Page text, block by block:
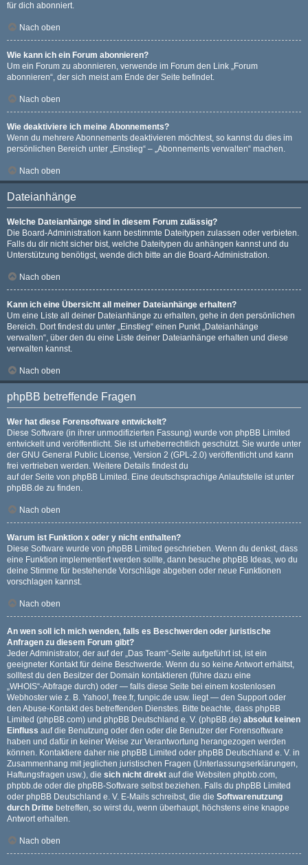
für dich abonniert.
Nach oben
Wie kann ich ein Forum abonnieren?
Um ein Forum zu abonnieren, verwende im Forum den Link „Forum
abonnieren“, der sich meist am Ende der Seite befindet.
Nach oben
Wie deaktiviere ich meine Abonnements?
Wenn du mehrere Abonnements deaktivieren möchtest, so kannst du dies im
persönlichen Bereich unter „Einstieg“ – „Abonnements verwalten“ machen.
Nach oben
Dateianhänge
Welche Dateianhänge sind in diesem Forum zulässig?
Die Board-Administration kann bestimmte Dateitypen zulassen oder verbieten.
Falls du dir nicht sicher bist, welche Dateitypen du anhängen kannst und du
Unterstützung benötigst, wende dich bitte an die Board-Administration.
Nach oben
Kann ich eine Übersicht all meiner Dateianhänge erhalten?
Um eine Liste all deiner Dateianhänge zu erhalten, gehe in den persönlichen
Bereich. Dort findest du unter „Einstieg“ einen Punkt „Dateianhänge
verwalten“, über den du eine Liste deiner Dateianhänge erhalten und diese
verwalten kannst.
Nach oben
phpBB betreffende Fragen
Wer hat diese Forensoftware entwickelt?
Diese Software (in ihrer unmodifizierten Fassung) wurde von phpBB Limited
entwickelt und veröffentlicht. Sie ist urheberrechtlich geschützt. Sie wurde unter
der GNU General Public License, Version 2 (GPL-2.0) veröffentlicht und kann
frei vertrieben werden. Weitere Details findest du
auf der Seite von phpBB Limited . Eine deutschsprachige Anlaufstelle ist unter
phpBB.de zu finden.
Nach oben
Warum ist Funktion x oder y nicht enthalten?
Diese Software wurde von phpBB Limited geschrieben. Wenn du denkst, dass
eine Funktion implementiert werden sollte, dann besuche phpBB Ideas, wo du
deine Stimme für bestehende Vorschläge abgeben oder neue Funktionen
vorschlagen kannst.
Nach oben
An wen soll ich mich wenden, falls es Beschwerden oder juristische
Anfragen zu diesem Forum gibt?
Jeder Administrator, der auf der „Das Team“-Seite aufgeführt ist, ist ein
geeigneter Kontakt für deine Beschwerde. Wenn du so keine Antwort erhältst,
solltest du den Besitzer der Domain kontaktieren (führe dazu eine
„WHOIS“-Abfrage durch) oder — falls diese Seite bei einem kostenlosen
Webhoster wie z. B. Yahoo!, free.fr, funpic.de usw. liegt — den Support oder
den Abuse-Kontakt des betreffenden Dienstes. Bitte beachte, dass phpBB
Limited (phpBB.com) und phpBB Deutschland e. V. (phpBB.de) absolut keinen
Einfluss auf die Benutzung oder den oder die Benutzer der Forensoftware
haben und dafür in keiner Weise zur Verantwortung herangezogen werden
können. Kontaktiere daher nie phpBB Limited oder phpBB Deutschland e. V. in
Zusammenhang mit jeglichen juristischen Fragen (Unterlassungserklärungen,
Haftungsfragen usw.), die sich nicht direkt auf die Websiten phpbb.com,
phpbb.de oder die phpBB-Software selbst beziehen. Falls du phpBB Limited
oder phpBB Deutschland e. V. E-Mails schreibst, die die Softwarenutzung
durch Dritte betreffen, so wirst du, wenn überhaupt, höchstens eine knappe
Antwort erhalten.
Nach oben